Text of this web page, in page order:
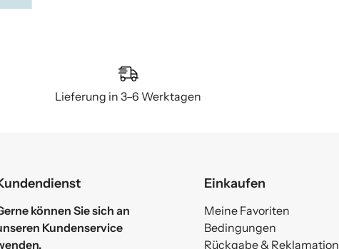
Lieferung in 3–6 Werktagen
können Sie sich an
Kundenservice
Einkaufen
Meine Favoriten
Bedingungen
Rückgabe & Reklamation